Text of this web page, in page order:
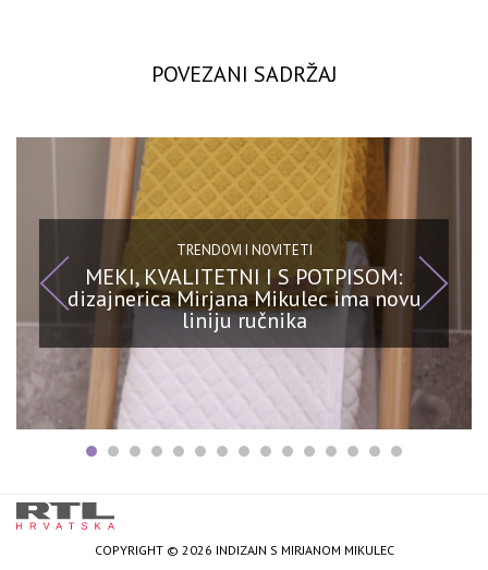
POVEZANI SADRŽAJ
TRENDOVI I NOVITETI
MEKI, KVALITETNI I S POTPISOM:
dizajnerica Mirjana Mikulec ima novu
liniju ručnika
COPYRIGHT © 2026 INDIZAJN S MIRJANOM MIKULEC